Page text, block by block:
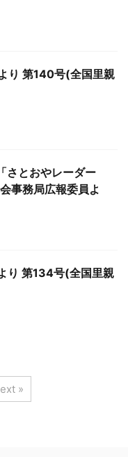
り 第140号(全国里親
さとおやレーダー
事務局広報委員よ
り 第134号(全国里親
»